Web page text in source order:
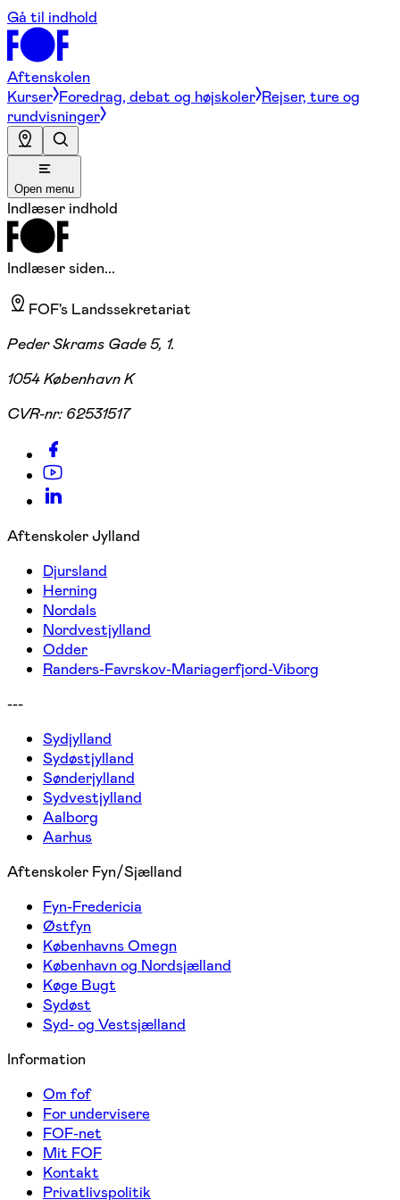
Gå til indhold
Aftenskolen
Kurser Foredrag, debat og højskoler Rejser, ture og
rundvisninger
Open menu
Indlæser indhold
Indlæser siden...
FOF's Landssekretariat
Peder Skrams Gade 5, 1.
1054 København K
CVR-nr: 62531517
Aftenskoler Jylland
Djursland
Herning
Nordals
Nordvestjylland
Odder
Randers-Favrskov-Mariagerfjord-Viborg
---
Sydjylland
Sydøstjylland
Sønderjylland
Sydvestjylland
Aalborg
Aarhus
Aftenskoler Fyn/Sjælland
Fyn-Fredericia
Østfyn
Københavns Omegn
København og Nordsjælland
Køge Bugt
Sydøst
Syd- og Vestsjælland
Information
Om fof
For undervisere
FOF-net
Mit FOF
Kontakt
Privatlivspolitik